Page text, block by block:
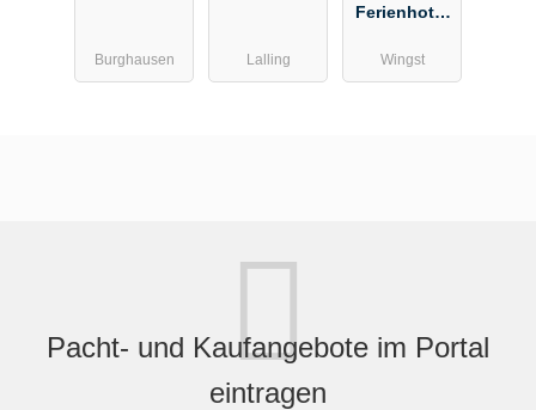
Burghausen Lalling
Ferienhotel
Wingst
Pacht- und Kaufangebote im Portal
eintragen